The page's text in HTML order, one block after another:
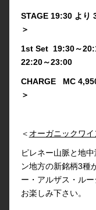
STAGE 19:30 より
＞
1st Set 19:30～
22:20～23:00
CHARGE MC
＞
＜ オーガニックワ
ピレネー山脈と地
ン地方の新銘柄3種
ー・アルザス・ル
お楽しみ下さい。